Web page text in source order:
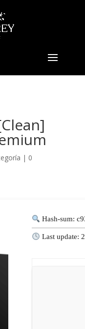
| 0
Hash-sum:
Last update: